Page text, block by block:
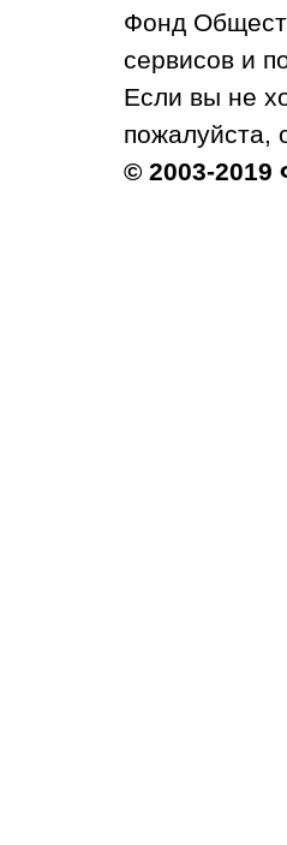
Фонд
сервисов и
Если вы не
пожалуйста,
© 2003-